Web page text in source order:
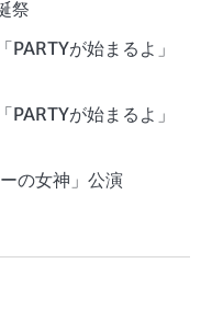
祭
が始まるよ」
が始まるよ」
の女神」公演